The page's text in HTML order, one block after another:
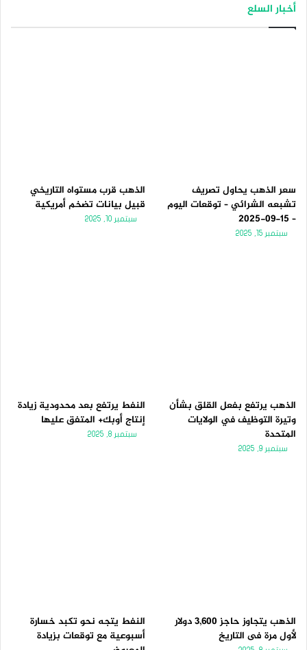
أخبار السلع
سعر الذهب يحاول تصريف
تشبعه الشرائي – توقعات اليوم
– 15-09-2025
سبتمبر 15, 2025
الذهب قرب مستواه التاريخي
قبيل بيانات تضخم أمريكية
سبتمبر 10, 2025
الذهب يرتفع بفعل القلق بشأن
وتيرة التوظيف في الولايات
المتحدة
سبتمبر 9, 2025
النفط يرتفع بعد محدودية زيادة
إنتاج أوبك+ المتفق عليها
سبتمبر 8, 2025
الذهب يتجاوز حاجز 3,600 دولار
لأول مرة فى التاريخ
النفط يتجه نحو تكبد خسارة
أسبوعية مع توقعات بزيادة